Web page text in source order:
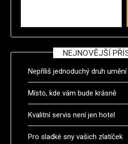
NEJNOVĚJŠÍ
Nepříliš jednoduchý druh umění
Místo, kde vám bude krásně
Kvalitní servis není jen hotel
Pro sladké sny vašich zlatíček